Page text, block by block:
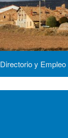
Directorio y Empleo